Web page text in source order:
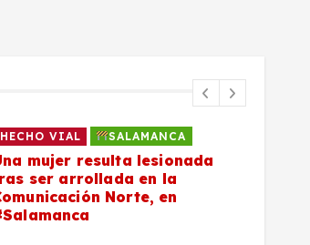
HECHO VIAL SALAMANCA
mujer resulta lesionada
ser arrollada en la
Norte, en